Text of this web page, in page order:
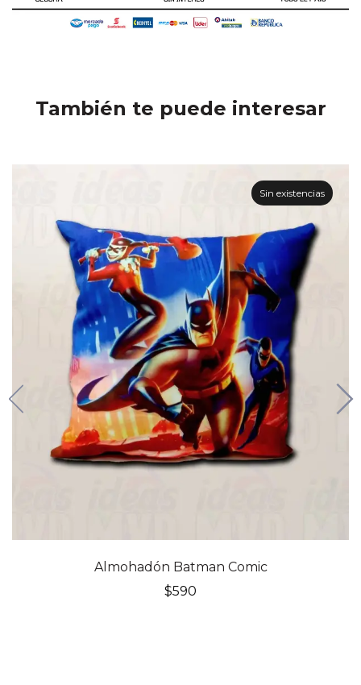
También te puede interesar
Sin existencias
Almohadón Batman Comic
$590